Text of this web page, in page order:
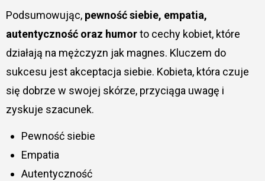
Podsumowując, pewność siebie, empatia,
autentyczność oraz humorto cechy kobiet, które
działają na mężczyzn jak magnes. Kluczem do
sukcesu jest akceptacja siebie. Kobieta, która czuje
się dobrze w swojej skórze, przyciąga uwagę i
zyskuje szacunek.
Pewność siebie
Empatia
Autentyczność